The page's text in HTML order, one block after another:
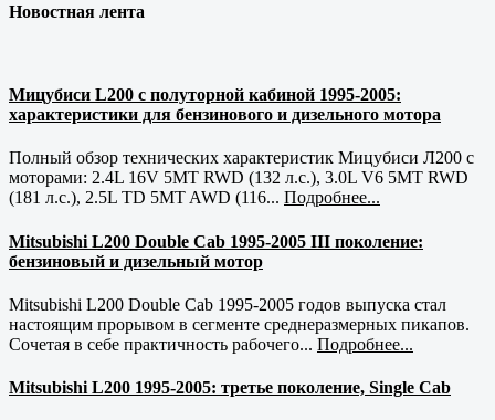
Новостная лента
Мицубиси L200 с полуторной кабиной 1995-2005:
характеристики для бензинового и дизельного мотора
Полный обзор технических характеристик Мицубиси Л200 с
моторами: 2.4L 16V 5MT RWD (132 л.с.), 3.0L V6 5MT RWD
(181 л.с.), 2.5L TD 5MT AWD (116... Подробнее...
Mitsubishi L200 Double Cab 1995-2005 III поколение:
бензиновый и дизельный мотор
Mitsubishi L200 Double Cab 1995-2005 годов выпуска стал
настоящим прорывом в сегменте среднеразмерных пикапов.
Сочетая в себе практичность рабочего... Подробнее...
Mitsubishi L200 1995-2005: третье поколение, Single Cab